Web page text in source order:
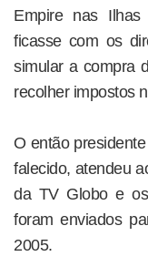
Empire nas
ficasse com os
simular a compra
recolher impostos
O então
falecido, atendeu
da TV Globo e
foram enviados
2005.